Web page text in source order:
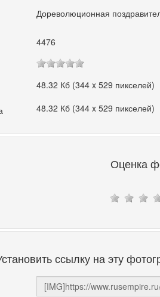
Дореволюционная
4476
48.32 Кб (344 x 529 пикселей)
48.32 Кб (344 x 529 пикселей)
Оценка
ссылку на эту